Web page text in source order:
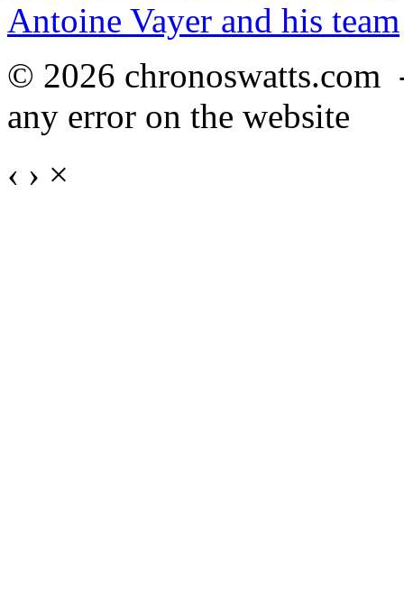
Antoine Vayer and his team
© 2026
any error on the website
‹ › ×